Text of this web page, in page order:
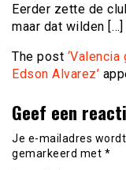
Eerder zette de
maar dat wilden […]
The post
Edson Alvarez’
Geef een
Je e-mailadres
gemarkeerd met *